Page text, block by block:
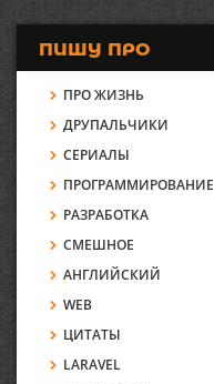
ПИШУ ПРО
ПРО ЖИЗНЬ
ДРУПАЛЬЧИКИ
СЕРИАЛЫ
ПРОГРАММИРОВАНИЕ
РАЗРАБОТКА
СМЕШНОЕ
АНГЛИЙСКИЙ
WEB
ЦИТАТЫ
LARAVEL